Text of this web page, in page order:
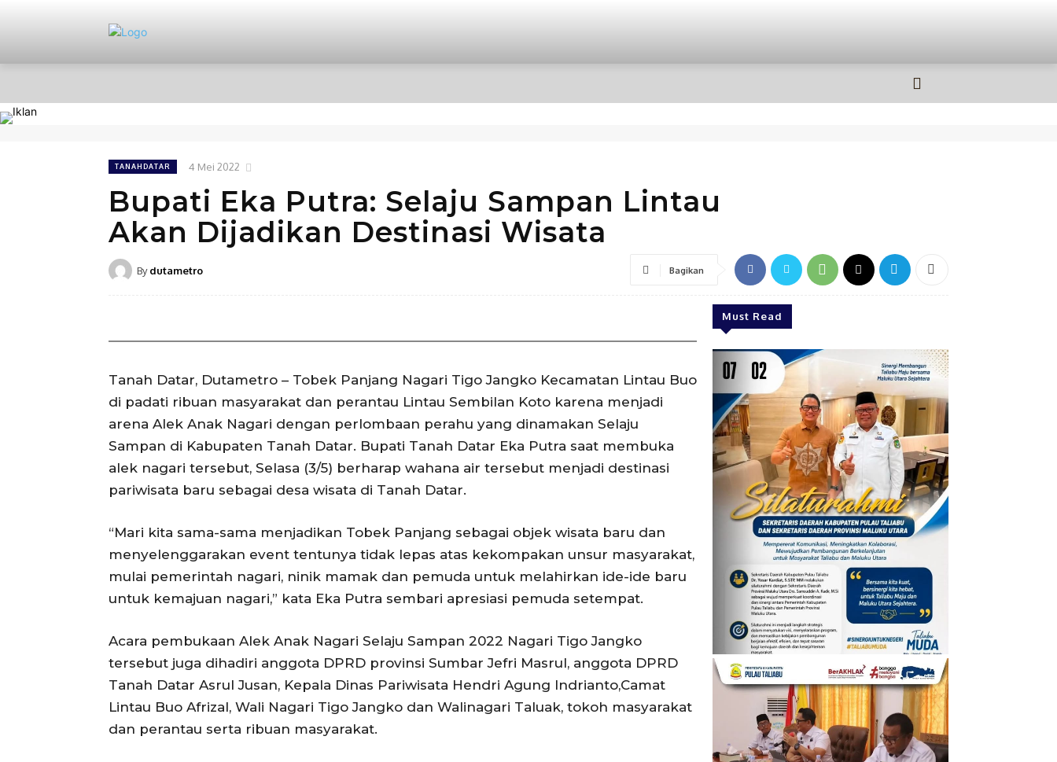
TANAHDATAR 4 Mei 2022
Bupati Eka Putra: Selaju Sampan Lintau
Akan Dijadikan Destinasi Wisata
By dutametro Bagikan
Tanah Datar, Dutametro – Tobek Panjang Nagari Tigo Jangko Kecamatan Lintau Buo
di padati ribuan masyarakat dan perantau Lintau Sembilan Koto karena menjadi
arena Alek Anak Nagari dengan perlombaan perahu yang dinamakan Selaju
Sampan di Kabupaten Tanah Datar. Bupati Tanah Datar Eka Putra saat membuka
alek nagari tersebut, Selasa (3/5) berharap wahana air tersebut menjadi destinasi
pariwisata baru sebagai desa wisata di Tanah Datar.
“Mari kita sama-sama menjadikan Tobek Panjang sebagai objek wisata baru dan
menyelenggarakan event tentunya tidak lepas atas kekompakan unsur masyarakat,
mulai pemerintah nagari, ninik mamak dan pemuda untuk melahirkan ide-ide baru
untuk kemajuan nagari,” kata Eka Putra sembari apresiasi pemuda setempat.
Acara pembukaan Alek Anak Nagari Selaju Sampan 2022 Nagari Tigo Jangko
tersebut juga dihadiri anggota DPRD provinsi Sumbar Jefri Masrul, anggota DPRD
Tanah Datar Asrul Jusan, Kepala Dinas Pariwisata Hendri Agung Indrianto,Camat
Lintau Buo Afrizal, Wali Nagari Tigo Jangko dan Walinagari Taluak, tokoh masyarakat
dan perantau serta ribuan masyarakat.
Must Read